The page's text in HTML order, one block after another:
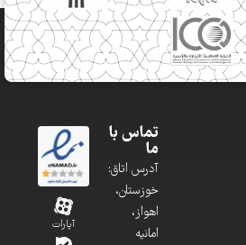
تماس با
ما
آدرس اتاق:
خوزستان،
اهواز،
امانیه
آپارات